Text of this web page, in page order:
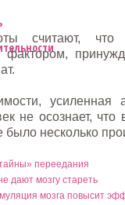
считают, что
усиленная
не осознает,
было несколько
переедания
дают мозгу стареть
мозга повысит